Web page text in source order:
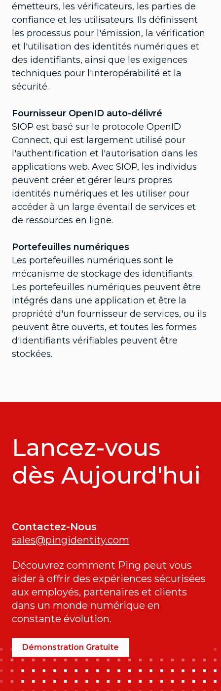
émetteurs, les vérificateurs, les parties de
confiance et les utilisateurs. Ils définissent
les processus pour l'émission, la vérification
et l'utilisation des identités numériques et
des identifiants, ainsi que les exigences
techniques pour l'interopérabilité et la
sécurité.
Fournisseur OpenID auto-délivré
SIOP est basé sur le protocole OpenID
Connect, qui est largement utilisé pour
l'authentification et l'autorisation dans les
applications web. Avec SIOP, les individus
peuvent créer et gérer leurs propres
identités numériques et les utiliser pour
accéder à un large éventail de services et
de ressources en ligne.
Portefeuilles numériques
Les portefeuilles numériques sont le
mécanisme de stockage des identifiants.
Les portefeuilles numériques peuvent être
intégrés dans une application et être la
propriété d'un fournisseur de services, ou ils
peuvent être ouverts, et toutes les formes
d'identifiants vérifiables peuvent être
stockées.
Lancez-vous
dès Aujourd'hui
Contactez-Nous
sales@pingidentity.com
Découvrez comment Ping peut vous
aider à offrir des expériences sécurisées
aux employés, partenaires et clients
dans un monde numérique en
constante évolution.
Démonstration Gratuite